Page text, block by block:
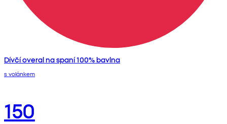
Dívčí overal na spaní 100% bavlna
s volánkem
150